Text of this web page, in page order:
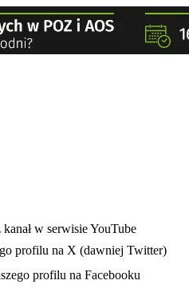
karcie
nowej karciew serwisie YouTube
profilu na X (dawniej Twitter)
w nowej karcieprofilu na Facebooku